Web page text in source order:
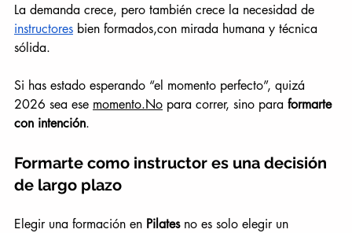
La demanda crece, pero también crece la necesidad de
instructores bien formados,con mirada humana y técnica
sólida.
Si has estado esperando “el momento perfecto”, quizá
2026 sea ese momento.No para correr, sino para formarte
con intención.
Formarte como instructor es una decisión
de largo plazo
Elegir una formación en Pilates no es solo elegir un